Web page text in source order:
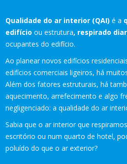
Qualidade do ar interior (QAI) é a
edifício ou estrutura, respirado
ocupantes do edifício.
Ao planear novos edifícios
edifícios comerciais ligeiros, há
Além dos fatores estruturais, há
aquecimento, arrefecimento e algo
negligenciado: a qualidade do ar
Sabia que o ar interior que
escritório ou num quarto de hotel,
poluído do que o ar exterior?